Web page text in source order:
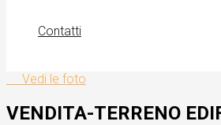
Contatti
Vedi le foto
VENDITA-TERRENO